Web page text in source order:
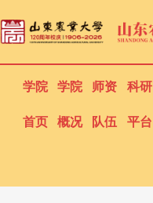
学院
首页
学院
概况
师资
队伍
科研
平台